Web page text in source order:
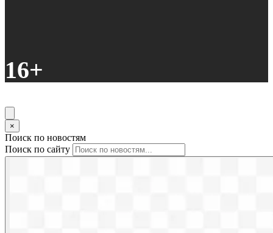
16+
×
Поиск по новостям
Поиск по сайту